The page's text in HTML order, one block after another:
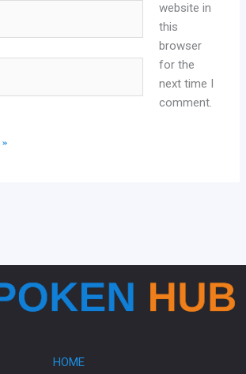
website in
this
browser
for the
next time I
comment.
HOME